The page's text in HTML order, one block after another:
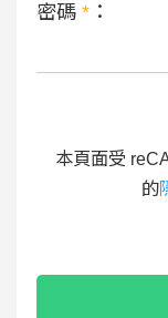
密碼 * ：
本頁面受
的